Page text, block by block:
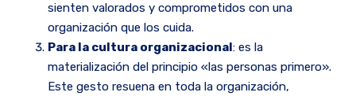
sienten valorados y comprometidos con una
organización que los cuida.
Para la cultura organizacional: es la
materialización del principio «las personas primero».
Este gesto resuena en toda la organización,